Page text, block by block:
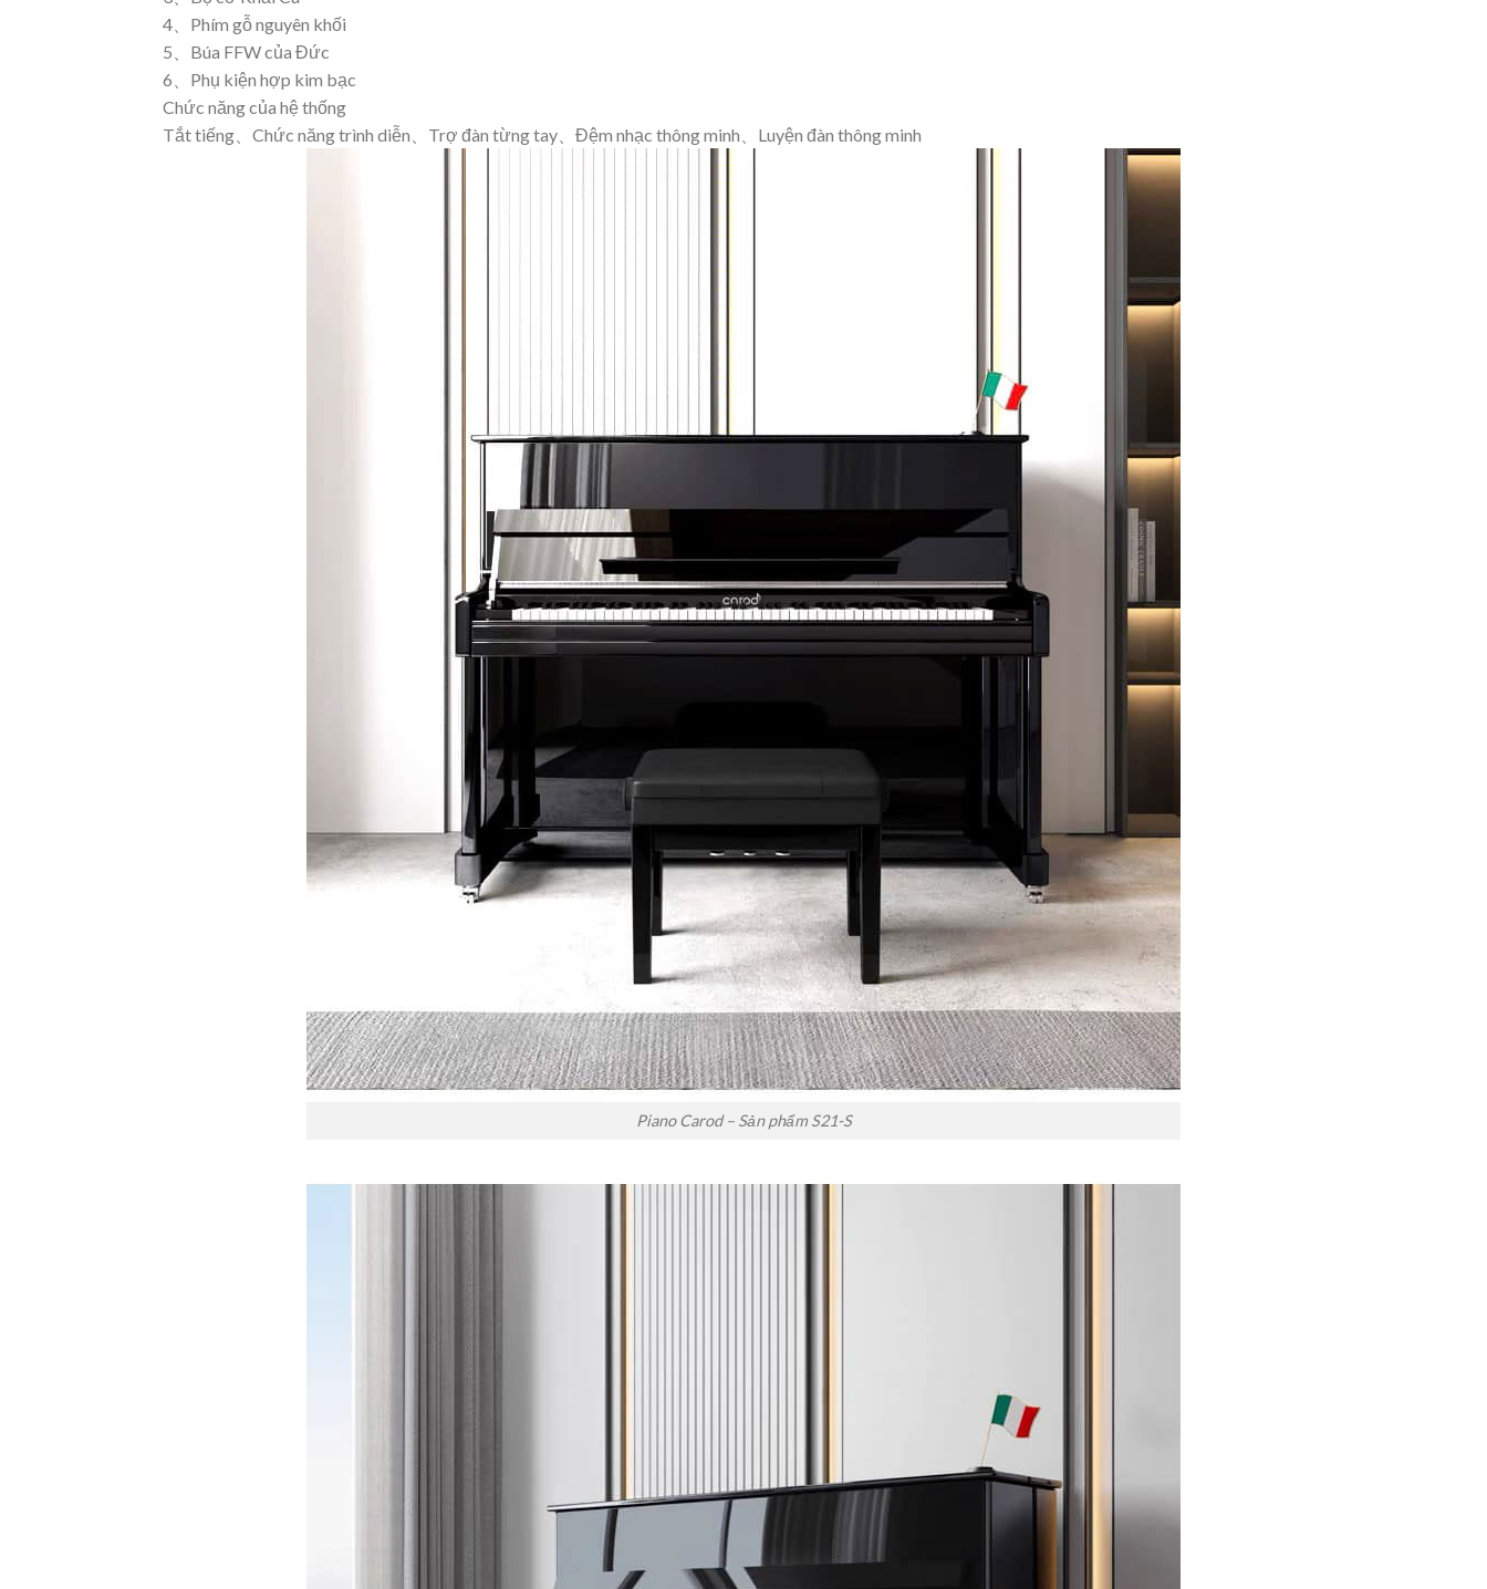
4、Phím gỗ nguyên khối
5、Búa FFW của Đức
6、Phụ kiện hợp kim bạc
Chức năng của hệ thống
Tắt tiếng、Chức năng trình diễn、Trợ đàn từng tay、Đệm nhạc thông minh、Luyện đàn thông minh
Piano Carod – Sản phẩm S21-S